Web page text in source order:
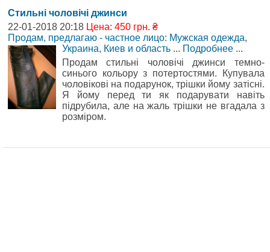
Стильні чоловічі джинси
22-01-2018 20:18 Цена: 450 грн. ₴
Продам, предлагаю - частное лицо: Мужская одежда,
Украина, Киев и область ... Подробнее ...
Продам стильні чоловічі джинси темно-
синього кольору з потертостями. Купувала
чоловікові на подарунок, трішки йому затісні.
Я йому перед ти як подарувати навіть
підрубила, але на жаль трішки не вгадала з
розміром.